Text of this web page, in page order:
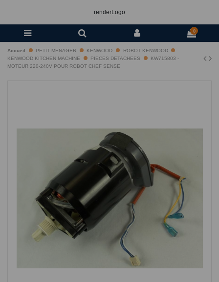
renderLogo
0
Accueil PETIT MENAGER KENWOOD
ROBOT KENWOOD
KENWOOD KITCHEN MACHINE
PIECES DETACHEES
KW715803 -
MOTEUR 220-240V POUR ROBOT CHEF SENSE